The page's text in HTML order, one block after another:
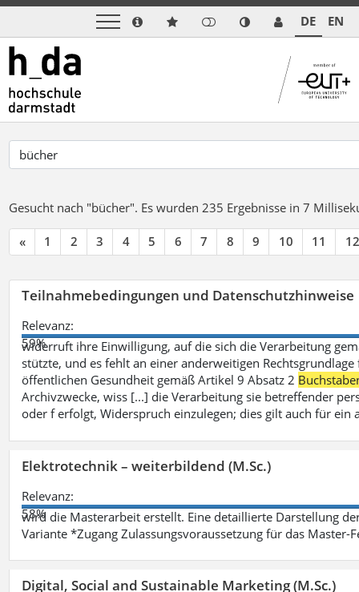
DE EN
Gesucht nach "bücher". Es wurden 235 Ergebnisse in 7
« 1 2 3 4 5 6 7 8 9 10 11 12
Teilnahmebedingungen und Datenschutzhinweise
Relevanz:
59%
widerruft ihre Einwilligung, auf die sich die Verarbeitung
stützte, und es fehlt an einer anderweitigen
öffentlichen Gesundheit gemäß Artikel 9 Absatz 2
Archivzwecke, wiss [...] die Verarbeitung sie betreffender
oder f erfolgt, Widerspruch einzulegen; dies gilt auch für ein
Elektrotechnik – weiterbildend (M.Sc.)
Relevanz:
58%
wird die Masterarbeit erstellt. Eine detaillierte Darstellung
Variante *Zugang Zulassungsvoraussetzung für das Master-
Digital, Social and Sustainable Marketing (M.Sc.)